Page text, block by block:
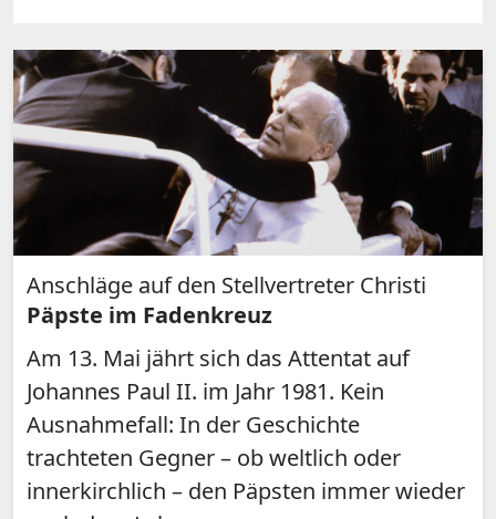
Anschläge auf den Stellvertreter Christi
Päpste im Fadenkreuz
Am 13. Mai jährt sich das Attentat auf
Johannes Paul II. im Jahr 1981. Kein
Ausnahmefall: In der Geschichte
trachteten Gegner – ob weltlich oder
innerkirchlich – den Päpsten immer wieder